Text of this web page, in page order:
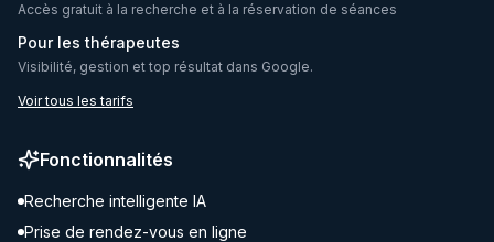
Accès gratuit à la recherche et à la réservation de séances
Pour les thérapeutes
Visibilité, gestion et top résultat dans Google.
Voir tous les tarifs
Fonctionnalités
Recherche intelligente IA
Prise de rendez-vous en ligne